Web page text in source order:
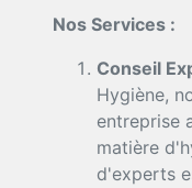
Nos Services :
Conseil
Hygiène,
entreprise
matière
d'experts